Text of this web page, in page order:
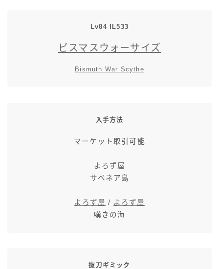
極シタデル・ボズヤ追憶戦
Lv84 IL533
ビスマスウォーサイズ
Bismuth War Scythe
入手方法
マーケット取引可能
よろず屋
サベネア島
よろず屋 / よろず屋
嘆きの海
抜刀ギミック